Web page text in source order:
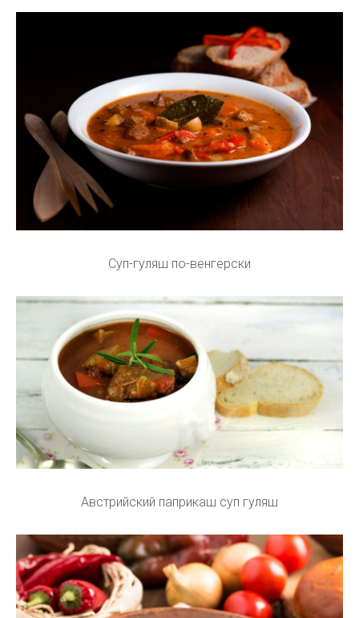
Суп-гуляш по-венгерски
Австрийский паприкаш суп гуляш